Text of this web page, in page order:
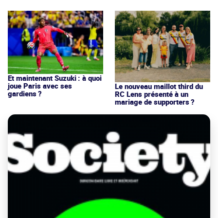
Et maintenant Suzuki : à quoi
joue Paris avec ses
gardiens ?
Le nouveau maillot third du
RC Lens présenté à un
mariage de supporters ?